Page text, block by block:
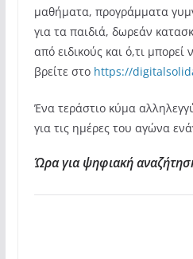
μαθήματα, προγράμματα
για τα παιδιά, δωρεάν
από ειδικούς και ό,τι μπορεί
βρείτε στο https://
Ένα τεράστιο κύμα
για τις ημέρες του αγώνα
Ώρα για ψηφιακή